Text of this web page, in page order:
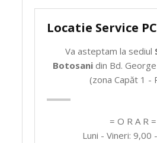
Locatie Service PC
Va asteptam la sediul
Botosanidin Bd.
(zona Capăt 1 -
= O R A R =
Luni - Vineri: 9,00